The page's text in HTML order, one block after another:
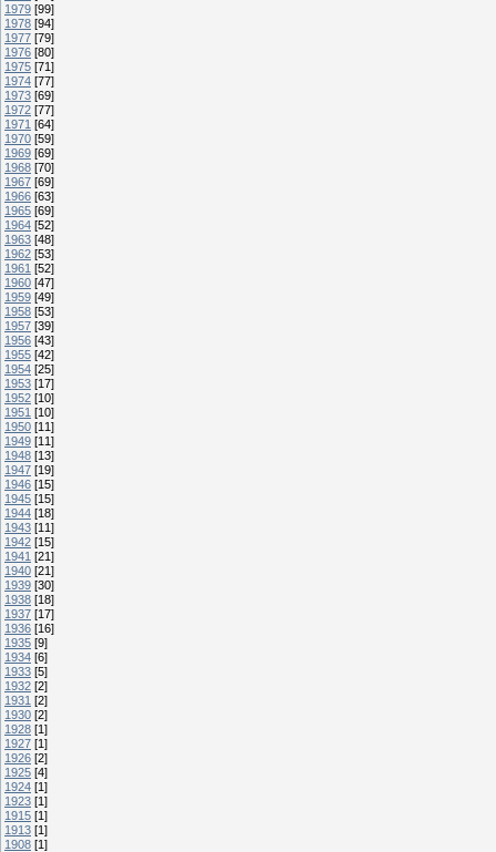
1979 [99]
1978 [94]
1977 [79]
1976 [80]
1975 [71]
1974 [77]
1973 [69]
1972 [77]
1971 [64]
1970 [59]
1969 [69]
1968 [70]
1967 [69]
1966 [63]
1965 [69]
1964 [52]
1963 [48]
1962 [53]
1961 [52]
1960 [47]
1959 [49]
1958 [53]
1957 [39]
1956 [43]
1955 [42]
1954 [25]
1953 [17]
1952 [10]
1951 [10]
1950 [11]
1949 [11]
1948 [13]
1947 [19]
1946 [15]
1945 [15]
1944 [18]
1943 [11]
1942 [15]
1941 [21]
1940 [21]
1939 [30]
1938 [18]
1937 [17]
1936 [16]
1935 [9]
1934 [6]
1933 [5]
1932 [2]
1931 [2]
1930 [2]
1928 [1]
1927 [1]
1926 [2]
1925 [4]
1924 [1]
1923 [1]
1915 [1]
1913 [1]
1908 [1]